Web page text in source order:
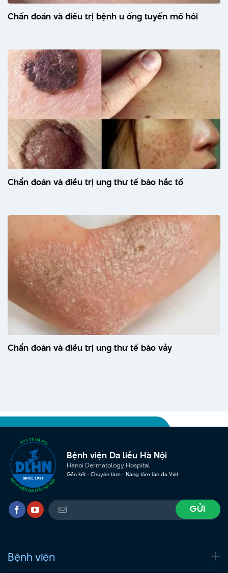
Chẩn đoán và điều trị bệnh u ống tuyến mồ hôi
Chẩn đoán và điều trị ung thư tế bào hắc tố
Chẩn đoán và điều trị ung thư tế bào vảy
Bệnh viện Da liễu Hà Nội
Hanoi Dermatology Hospital
Gắn kết - Chuyên tâm - Nâng tầm làn da Việt
Bệnh viện